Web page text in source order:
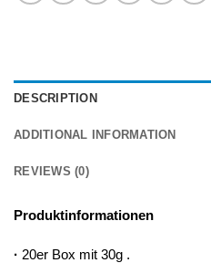
DESCRIPTION
ADDITIONAL INFORMATION
REVIEWS (0)
Produktinformationen
· 20er Box mit 30g .